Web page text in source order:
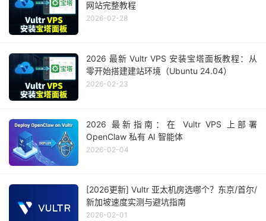
网站完整教程
2026-02-28
2026 最新 Vultr VPS 安装宝塔面板教程：从
零开始搭建建站环境（Ubuntu 24.04）
2026-02-23
2026 最新指南：在 Vultr VPS 上部署
OpenClaw 私有 AI 智能体
2026-02-04
[2026更新] Vultr 亚太机房选哪个？东京/首尔/
新加坡速度实测与避坑指南
2026-02-01